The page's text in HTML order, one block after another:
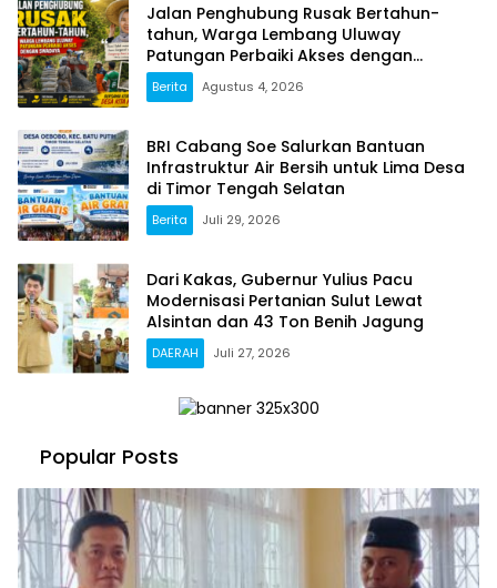
Jalan Penghubung Rusak Bertahun-
tahun, Warga Lembang Uluway
Patungan Perbaiki Akses dengan
Swadaya
Berita Agustus 4, 2026
BRI Cabang Soe Salurkan Bantuan
Infrastruktur Air Bersih untuk Lima Desa
di Timor Tengah Selatan
Berita Juli 29, 2026
Dari Kakas, Gubernur Yulius Pacu
Modernisasi Pertanian Sulut Lewat
Alsintan dan 43 Ton Benih Jagung
DAERAH Juli 27, 2026
Popular Posts